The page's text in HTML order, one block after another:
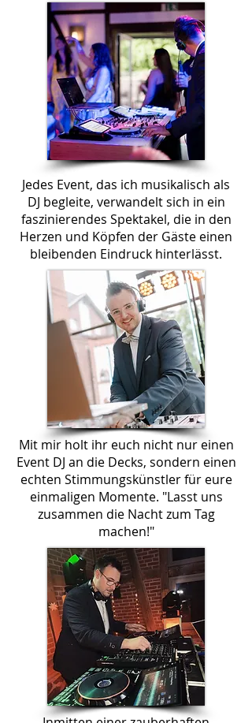
Jedes Event, das ich musikalisch als
DJ begleite, verwandelt sich in ein
faszinierendes Spektakel, die in den
Herzen und Köpfen der Gäste einen
bleibenden Eindruck hinterlässt.
Mit mir holt ihr euch nicht nur einen
Event DJ an die Decks, sondern einen
echten Stimmungskünstler für eure
einmaligen Momente. "Lasst uns
zusammen die Nacht zum Tag
machen!"